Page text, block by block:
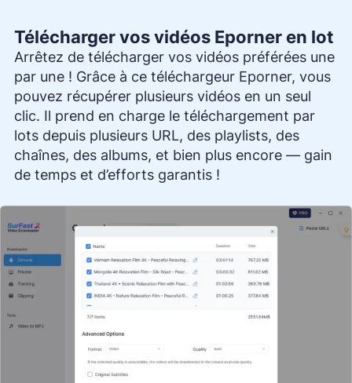
Télécharger vos vidéos Eporner en lot
Arrêtez de télécharger vos vidéos préférées une
par une ! Grâce à ce téléchargeur Eporner, vous
pouvez récupérer plusieurs vidéos en un seul
clic. Il prend en charge le téléchargement par
lots depuis plusieurs URL, des playlists, des
chaînes, des albums, et bien plus encore — gain
de temps et d’efforts garantis !